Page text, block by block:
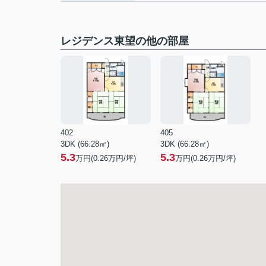
レジデンス東望の他の部屋
402
3DK (66.28㎡)
5.3万円(0.26万円/坪)
405
3DK (66.28㎡)
5.3万円(0.26万円/坪)